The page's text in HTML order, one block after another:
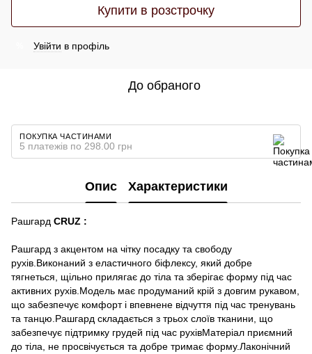
Купити в розстрочку
Увійти в профіль
До обраного
ПОКУПКА ЧАСТИНАМИ
5 платежів по 298.00 грн
Опис Характеристики
Рашгард CRUZ :
Рашгард з акцентом на чітку посадку та свободу
рухів.Виконаний з еластичного біфлексу, який добре
тягнеться, щільно прилягає до тіла та зберігає форму під час
активних рухів.Модель має продуманий крій з довгим рукавом,
що забезпечує комфорт і впевнене відчуття під час тренувань
та танцю.Рашгард складається з трьох слоїв тканини, що
забезпечує підтримку грудей під час рухівМатеріал приємний
до тіла, не просвічується та добре тримає форму.Лаконічний